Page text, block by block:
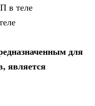
в теле
для
является